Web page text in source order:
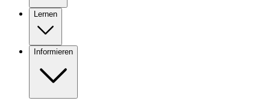
Lernen
Informieren